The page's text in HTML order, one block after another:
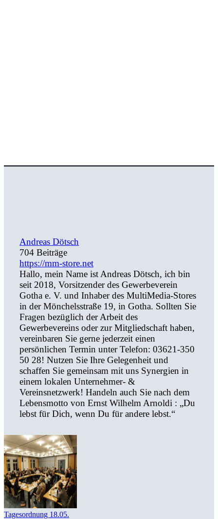
Andreas Dötsch
704 Beiträge
https://mm-store.net
Hallo, mein Name ist Andreas Dötsch, ich bin
seit 2018, Vorsitzender des Gewerbeverein
Gotha e. V. und Inhaber des MultiMedia-Stores
in der Mönchelsstraße 19, in Gotha. Sollten Sie
Fragen bezüglich der Arbeit des
Gewerbevereins oder zur Mitgliedschaft haben,
vereinbaren Sie gerne jederzeit einen
persönlichen Termin unter Telefon: 03621-350
50 28! Nutzen Sie Ihre Gelegenheit und
schaffen Sie gemeinsam mit uns Synergien in
einem lokalen Unternehmer- &
Vereinsnetzwerk! Handeln auch Sie nach dem
Lebensmotto von Ernst Wilhelm Arnoldi : „Du
lebst für Dich, wenn Du für andere lebst.“
Tagesordnung 18.05.